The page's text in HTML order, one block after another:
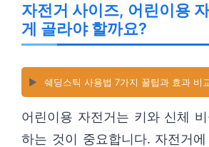
자전거 사이즈, 어린이용
게 골라야 할까요?
▶️ 쉐딩스틱 사용법 7가지 꿀팁과 효과 비
어린이용 자전거는 키와 신체
하는 것이 중요합니다. 자전거